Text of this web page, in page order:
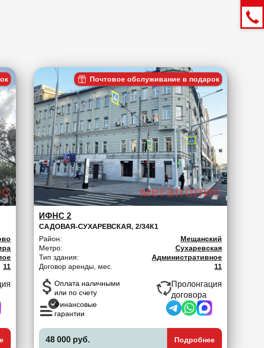
11
Почтовое обслуживание в подарок
ИФНС 2
САДОВАЯ-СУХАРЕВСКАЯ, 2/34К1
Район:
Мещанский
Метро:
Сухаревская
Тип здания:
Административное
Договор аренды, мес.
11
Оплата наличными
или по счету
Финансовые
гарантии
Пролонгация
договора
48 000 руб. Подробнее